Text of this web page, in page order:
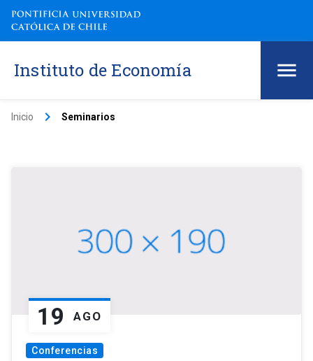
Instituto de Economía
Inicio keyboard_arrow_right Seminarios
19 AGO
Conferencias